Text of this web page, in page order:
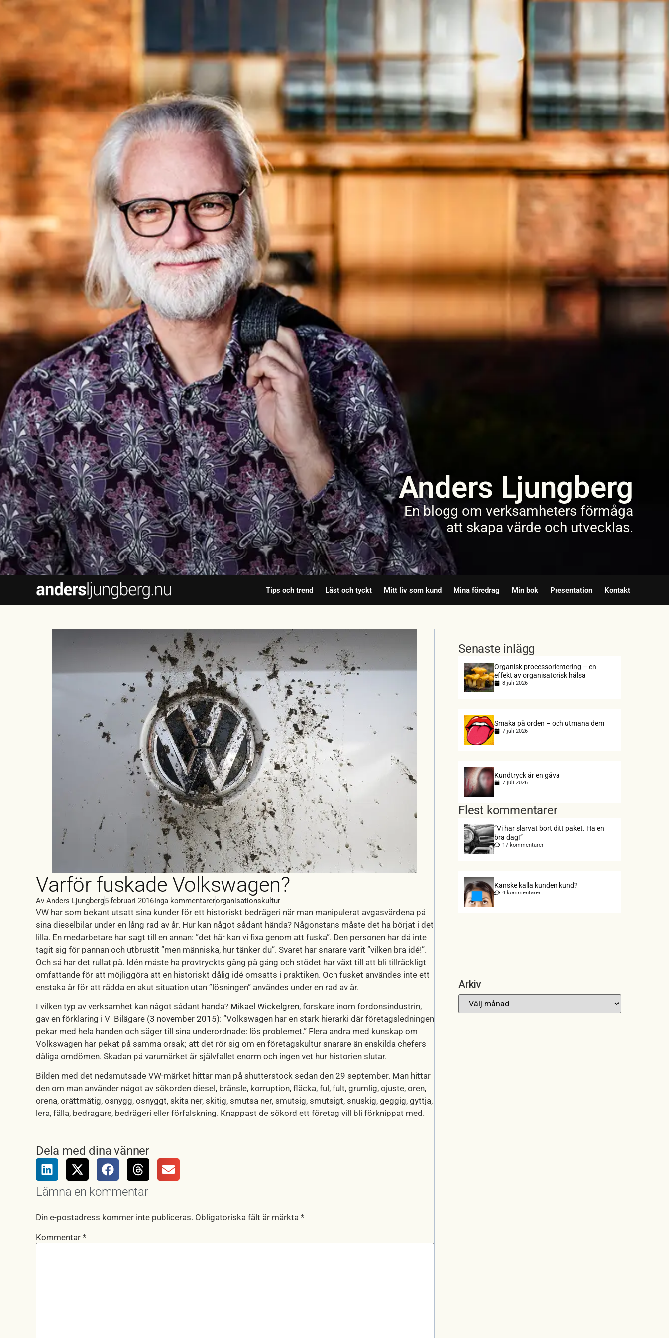
content
Anders Ljungberg
En blogg om verksamheters förmåga
att skapa värde och utvecklas.
Tips och trend Läst och tyckt Mitt liv som kund Mina föredrag Min bok Presentation Kontakt
Varför fuskade Volkswagen?
Av Anders Ljungberg5 februari 2016Inga kommentarerorganisationskultur
VW har som bekant utsatt sina kunder för ett historiskt bedrägeri när man manipulerat avgasvärdena på
sina dieselbilar under en lång rad av år. Hur kan något sådant hända? Någonstans måste det ha börjat i det
lilla. En medarbetare har sagt till en annan: ”det här kan vi fixa genom att fuska”. Den personen har då inte
tagit sig för pannan och utbrustit ”men människa, hur tänker du”. Svaret har snarare varit ”vilken bra idé!”.
Och så har det rullat på. Idén måste ha provtryckts gång på gång och stödet har växt till att bli tillräckligt
omfattande för att möjliggöra att en historiskt dålig idé omsatts i praktiken. Och fusket användes inte ett
enstaka år för att rädda en akut situation utan ”lösningen” användes under en rad av år.
I vilken typ av verksamhet kan något sådant hända? Mikael Wickelgren, forskare inom fordonsindustrin,
gav en förklaring i Vi Bilägare (3 november 2015): ”Volkswagen har en stark hierarki där företagsledningen
pekar med hela handen och säger till sina underordnade: lös problemet.” Flera andra med kunskap om
Volkswagen har pekat på samma orsak; att det rör sig om en företagskultur snarare än enskilda chefers
dåliga omdömen. Skadan på varumärket är självfallet enorm och ingen vet hur historien slutar.
Bilden med det nedsmutsade VW-märket hittar man på shutterstock sedan den 29 september. Man hittar
den om man använder något av sökorden diesel, bränsle, korruption, fläcka, ful, fult, grumlig, ojuste, oren,
orena, orättmätig, osnygg, osnyggt, skita ner, skitig, smutsa ner, smutsig, smutsigt, snuskig, geggig, gyttja,
lera, fälla, bedragare, bedrägeri eller förfalskning. Knappast de sökord ett företag vill bli förknippat med.
Dela med dina vänner
Lämna en kommentar
Din e-postadress kommer inte publiceras. Obligatoriska fält är märkta *
Kommentar *
Senaste inlägg
Organisk processorientering – en
effekt av organisatorisk hälsa
8 juli 2026
Smaka på orden – och utmana dem
7 juli 2026
Kundtryck är en gåva
7 juli 2026
Flest kommentarer
”Vi har slarvat bort ditt paket. Ha en
bra dag!”
17 kommentarer
Kanske kalla kunden kund?
4 kommentarer
Arkiv